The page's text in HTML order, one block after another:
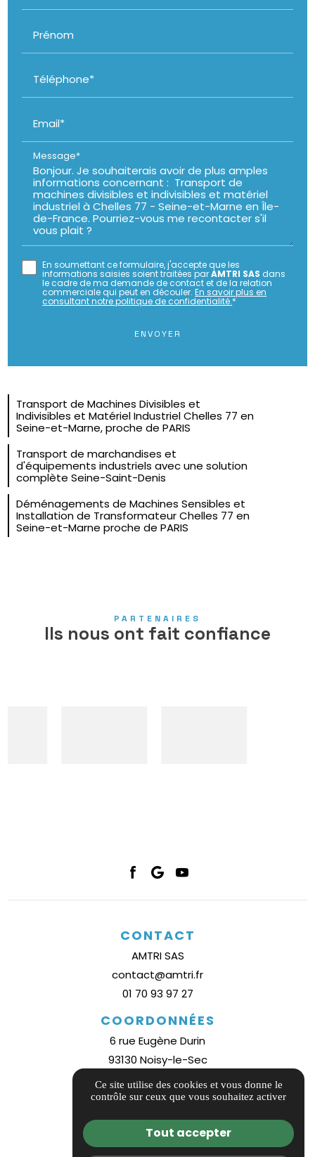
Prénom
Téléphone*
Email*
Message*
En soumettant ce formulaire, j'accepte que les
informations saisies soient traitées parAMTRI SAS dans
le cadre de ma demande de contact et de la relation
commerciale qui peut en découler.En savoir plus en
consultant notre politique de confidentialité.*
Transport de Machines Divisibles et
Indivisibles et Matériel Industriel Chelles 77 en
Seine-et-Marne, proche de PARIS
Transport de marchandises et
d'équipements industriels avec une solution
complète Seine-Saint-Denis
Déménagements de Machines Sensibles et
Installation de Transformateur Chelles 77 en
Seine-et-Marne proche de PARIS
PARTENAIRES
Ils nous ont fait confiance
CONTACT
AMTRI SAS
contact@amtri.fr
01 70 93 97 27
COORDONNÉES
6 rue Eugène Durin
93130 Noisy-le-Sec
Plan d'accès
Guide local
Informations complémentaires
Ce site utilise des cookies et vous donne le
contrôle sur ceux que vous souhaitez activer
Tout accepter